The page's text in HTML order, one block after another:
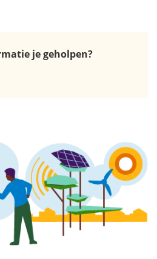
je geholpen?